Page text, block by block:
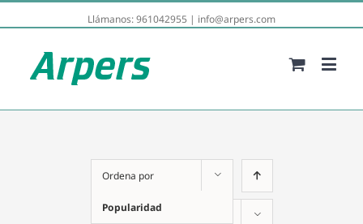
Llámanos:961042955 | info@arpers.com
Ordena por
Popularidad
Mostrar12 productos